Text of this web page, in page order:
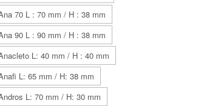
70 L : 70 mm / H : 38 mm
90 L : 90 mm / H : 38 mm
L: 40 mm / H : 40 mm
L: 65 mm / H: 38 mm
L: 70 mm / H: 30 mm